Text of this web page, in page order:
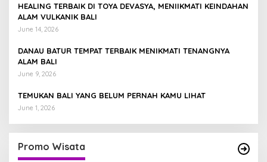
HEALING TERBAIK DI TOYA DEVASYA, MENIIKMATI KEINDAHAN
ALAM VULKANIK BALI
June 14, 2026
DANAU BATUR TEMPAT TERBAIK MENIKMATI TENANGNYA
ALAM BALI
June 9, 2026
TEMUKAN BALI YANG BELUM PERNAH KAMU LIHAT
June 1, 2026
Promo Wisata